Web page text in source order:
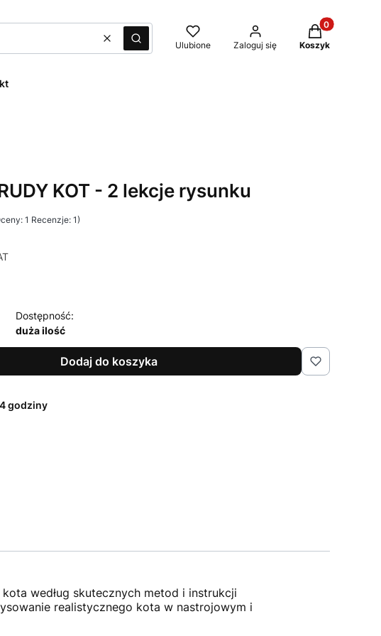
WyczyśćSzukaj Ulubione Zaloguj się
Produkty w
Koszyk
KOT - 2 lekcje rysunku
1 Recenzje: 1)
Dostępność:
duża ilość
Dodaj do koszyka
godziny
według skutecznych metod i instrukcji
realistycznego kota w nastrojowym i